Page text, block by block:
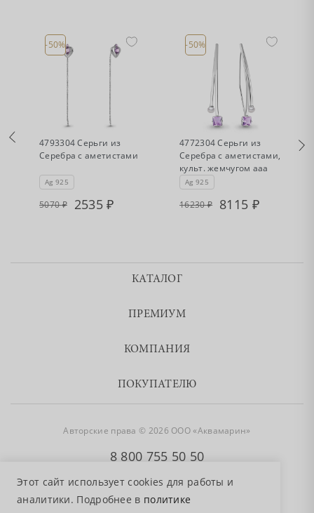
Этот сайт использует cookies для работы и
аналитики. Подробнее в политике
-50%
Есть в наличии
4793304 Серьги из
Серебра с аметистами
Ag 925
5070 2535
-50%
Есть в наличии
4772304 Серьги из
Серебра с аметистами,
культ. жемчугом ааа
Ag 925
16230 8115
КАТАЛОГ
ПРЕМИУМ
КОМПАНИЯ
ПОКУПАТЕЛЮ
Авторские права © 2026 ООО «Аквамарин»
8 800 755 50 50